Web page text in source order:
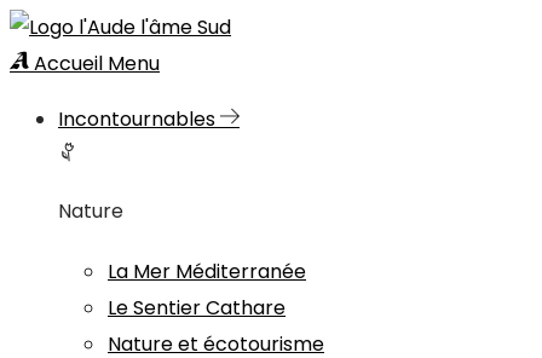
Accueil Menu
Incontournables
Nature
La Mer Méditerranée
Le Sentier Cathare
Nature et écotourisme